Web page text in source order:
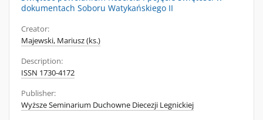
dokumentach Soboru Watykańskiego II
Creator:
Majewski, Mariusz (ks.)
Description:
ISSN 1730-4172
Publisher:
Wyższe Seminarium Duchowne Diecezji Legnickiej